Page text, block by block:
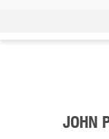
JOHN